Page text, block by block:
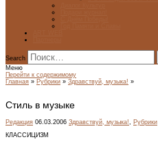
Search
Меню
Перейти к содержимому
Главная » Рубрики » Здравствуй, музыка! »
Стиль в музыке
Редакция 06.03.2006 Здравствуй, музыка!, Рубрики
КЛАССИЦИЗМ